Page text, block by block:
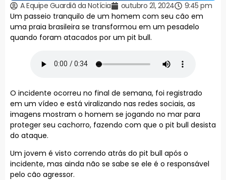
A Equipe Guardiã da Notícia outubro 21, 2024
9:45 pm
Um passeio tranquilo de um homem com seu cão em
uma praia brasileira se transformou em um pesadelo
quando foram atacados por um pit bull.
O incidente ocorreu no final de semana, foi registrado
em um vídeo e está viralizando nas redes sociais, as
imagens mostram o homem se jogando no mar para
proteger seu cachorro, fazendo com que o pit bull desista
do ataque.
Um jovem é visto correndo atrás do pit bull após o
incidente, mas ainda não se sabe se ele é o responsável
pelo cão agressor.